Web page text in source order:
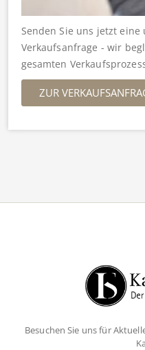
Senden Sie uns jetzt
Verkaufsanfrage - wir
gesamten
ZUR
Besuchen Sie uns für